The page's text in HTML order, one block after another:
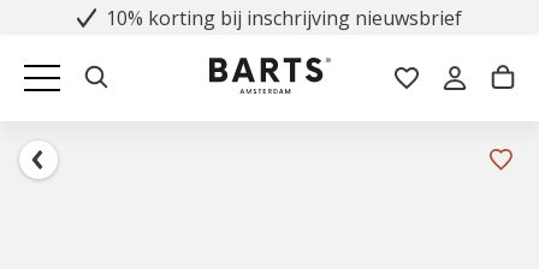
10% korting bij inschrijving nieuwsbrief